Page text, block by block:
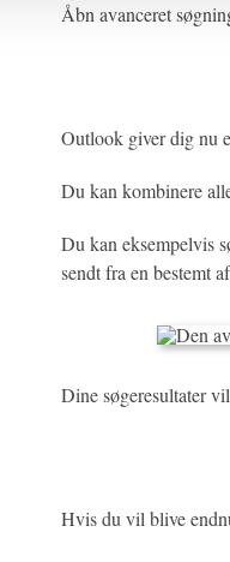
Åbn avanceret
Outlook giver dig nu
Du kan kombinere
Du kan eksempelvis
sendt fra en bestemt
Dine søgeresultater
Hvis du vil blive